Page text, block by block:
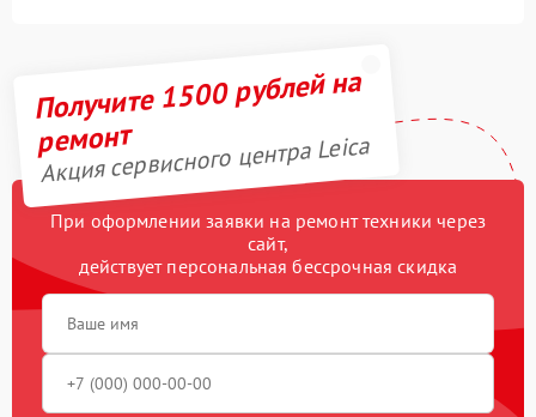
Получите 1500 рублей на
ремонт
Акция сервисного центра Leica
При оформлении заявки на ремонт техники через
сайт,
действует персональная бессрочная скидка